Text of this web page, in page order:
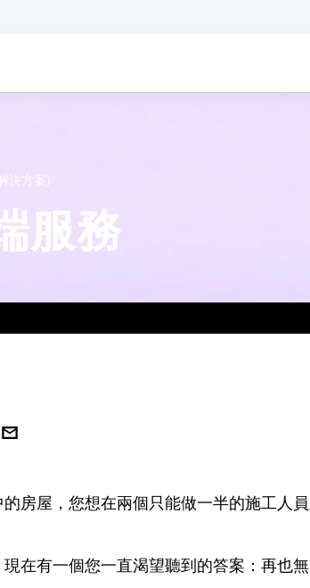
決方案)
服務
房屋，您想在兩個只能做一半的施工人
在有一個您一直渴望聽到的答案：再也